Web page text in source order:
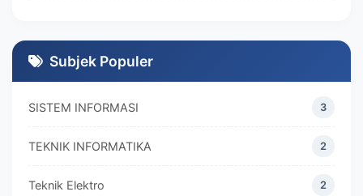
DIVA MARISKA;
Subjek Populer
SISTEM INFORMASI 3
TEKNIK INFORMATIKA 2
Teknik Elektro 2